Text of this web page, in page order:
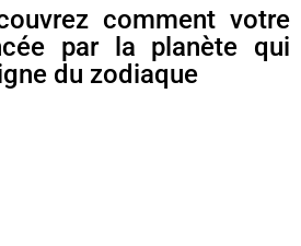
comment votre
par la planète qui
du zodiaque